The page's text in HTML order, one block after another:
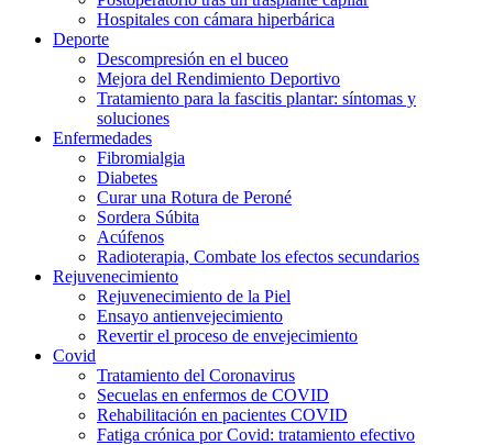
Hospitales con cámara hiperbárica
Deporte
Descompresión en el buceo
Mejora del Rendimiento Deportivo
Tratamiento para la fascitis plantar: síntomas y
soluciones
Enfermedades
Fibromialgia
Diabetes
Curar una Rotura de Peroné
Sordera Súbita
Acúfenos
Radioterapia, Combate los efectos secundarios
Rejuvenecimiento
Rejuvenecimiento de la Piel
Ensayo antienvejecimiento
Revertir el proceso de envejecimiento
Covid
Tratamiento del Coronavirus
Secuelas en enfermos de COVID
Rehabilitación en pacientes COVID
Fatiga crónica por Covid: tratamiento efectivo